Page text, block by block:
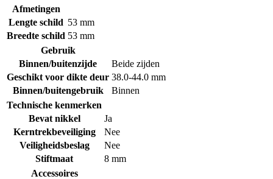
Afmetingen
Lengte schild 53 mm
Breedte schild 53 mm
Gebruik
Binnen/buitenzijde
Beide zijden
Geschikt voor dikte deur 38.0-44.0 mm
Binnen/buitengebruik
Binnen
Technische kenmerken
Bevat nikkel
Ja
Kerntrekbeveiliging
Nee
Veiligheidsbeslag
Nee
Stiftmaat
8 mm
Accessoires